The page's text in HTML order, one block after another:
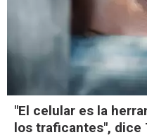
"El celular es la
los traficantes", dice